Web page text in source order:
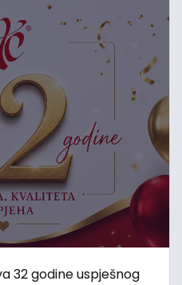
32 godine uspješnog